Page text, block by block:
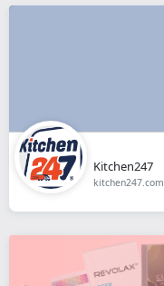
Kitchen247
kitchen247.com